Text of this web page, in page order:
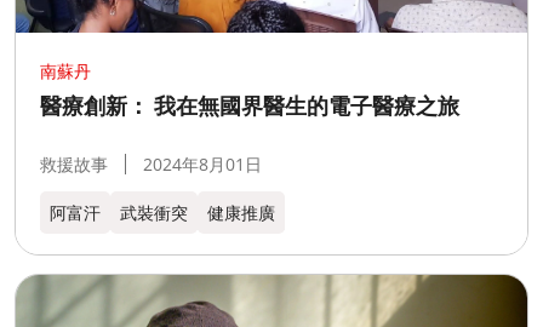
南蘇丹
醫療創新： 我在無國界醫生的電子醫療之旅
救援故事 2024年8月01日
阿富汗 武裝衝突 健康推廣